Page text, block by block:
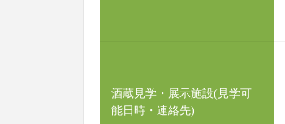
酒蔵見学・展示施設(見学可
能日時・連絡先)